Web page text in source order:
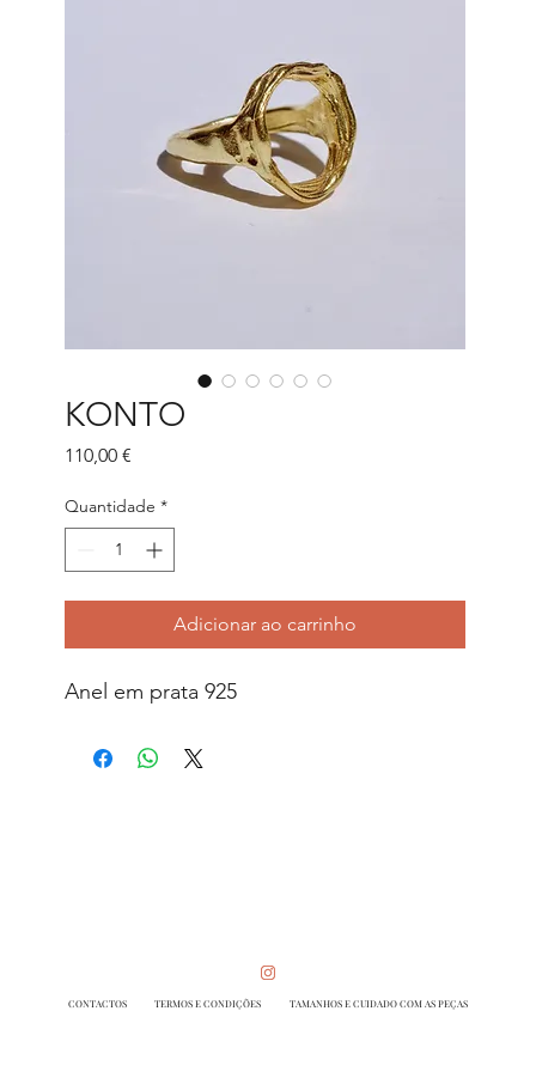
KONTO
110,00 €Preço
Quantidade *
Adicionar ao carrinho
Anel em prata 925
CONTACTOS TERMOS E CONDIÇÕES TAMANHOS E CUIDADO COM AS PEÇAS